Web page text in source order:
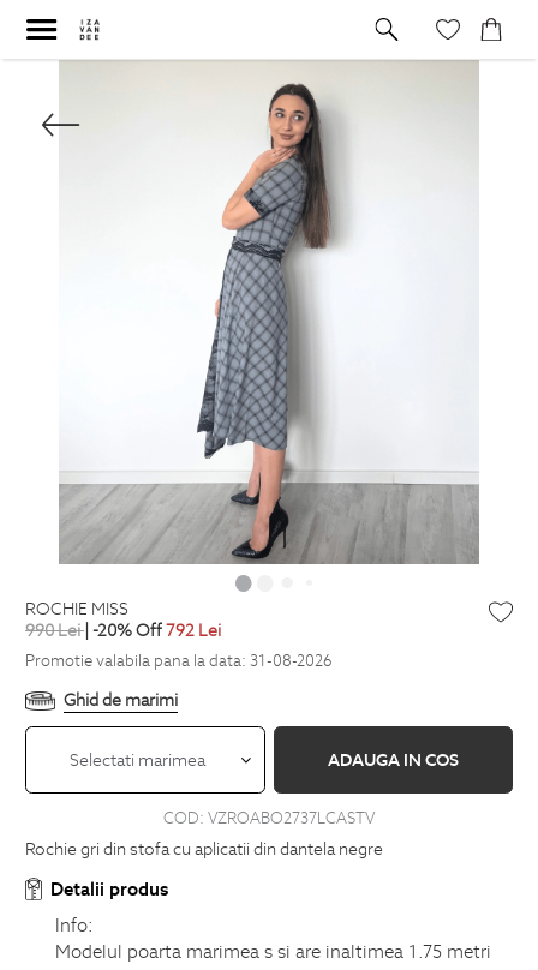
ROCHIE MISS
990Lei| -20% Off792 Lei
Promotie valabila pana la data: 31-08-2026
Ghid de marimi
Selectati marimea ADAUGA IN COS
COD: VZROABO2737LCASTV
Rochie gri din stofa cu aplicatii din dantela negre
Detalii produs
Info:
Modelul poarta marimea s si are inaltimea 1.75 metri